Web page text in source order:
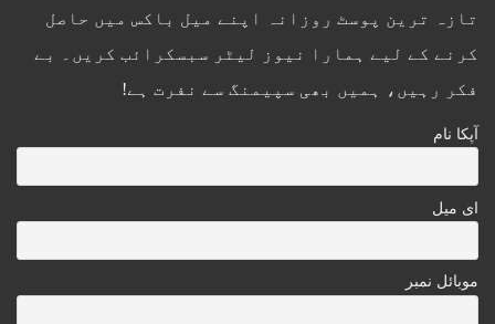
تازہ ترین پوسٹ روزانہ اپنے میل باکس میں حاصل
کرنے کے لیے ہمارا نیوز لیٹر سبسکرائب کریں۔ بے
فکر رہیں، ہمیں بھی سپیمنگ سے نفرت ہے!
آپکا نام
ای میل
موبائل نمبر